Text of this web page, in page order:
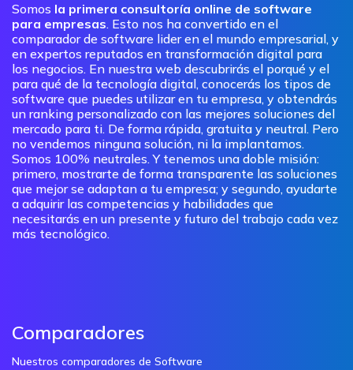
Somos la primera consultoría online de software
para empresas. Esto nos ha convertido en el
comparador de software lider en el mundo empresarial, y
en expertos reputados en transformación digital para
los negocios. En nuestra web descubrirás el porqué y el
para qué de la tecnología digital, conocerás los tipos de
software que puedes utilizar en tu empresa, y obtendrás
un ranking personalizado con las mejores soluciones del
mercado para ti. De forma rápida, gratuita y neutral. Pero
no vendemos ninguna solución, ni la implantamos.
Somos 100% neutrales. Y tenemos una doble misión:
primero, mostrarte de forma transparente las soluciones
que mejor se adaptan a tu empresa; y segundo, ayudarte
a adquirir las competencias y habilidades que
necesitarás en un presente y futuro del trabajo cada vez
más tecnológico.
Comparadores
Nuestros comparadores de Software